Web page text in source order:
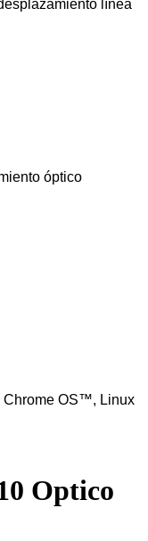
línea
óptico
Chrome OS™, Linux
Optico